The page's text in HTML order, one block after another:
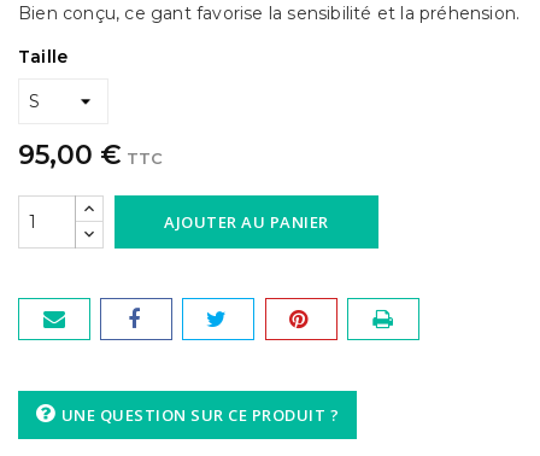
Bien conçu, ce gant favorise la sensibilité et la préhension.
Taille
95,00 € TTC
AJOUTER AU PANIER
UNE QUESTION SUR CE PRODUIT ?